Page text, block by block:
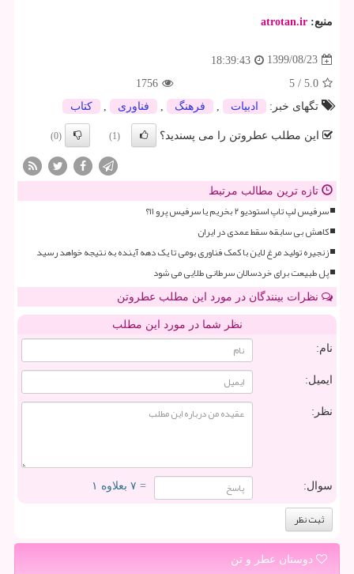
منبع: atrotan.ir
1399/08/23
18:39:43
5.0
/
5
1756
تگهای خبر:
ادبیات , فرهنگ , فناوری , كتاب
این مطلب عطروتن را می پسندید؟ (1)
(0)
تازه ترین مطالب مرتبط
سرفیس لپ تاپ استودیو ۲ بخریم یا سرفیس پرو ۱۱؟
کاهش بی سابقه سقط عمدی در ایران
زنجیره تولید مرغ لاین با کمک فناوری بومی تا یک دهه آینده به نتیجه خواهد رسید
پل طبیعت برای خردسالان سرطانی طلایی می شود
نظرات بینندگان در مورد این مطلب عطروتن
نظر شما در مورد این مطلب
نام:
ایمیل:
نظر:
سوال: = ۷ بعلاوه ۱
دوستان عطر و تن